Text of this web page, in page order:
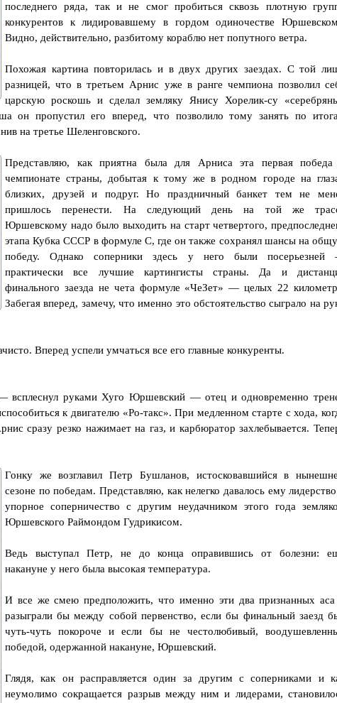
последнего ряда, так и не смог пробиться сквозь плотную
конкурентов к лидировавшему в гордом одиночестве
Видно, действительно, разбитому кораблю нет попутного ветра.
Похожая картина повторилась и в двух других заездах. С той
разницей, что в третьем Арнис уже в ранге чемпиона позволил
царскую роскошь и сделал земляку Янису Хорелик-су
он пропустил его вперед, что позволило тому занять по
на третье Шеленговского.
Представляю, как приятна была для Арниса эта первая
чемпионате страны, добытая к тому же в родном городе на
близких, друзей и подруг. Но праздничный банкет тем не
пришлось перенести. На следующий день на той же
Юршевскому надо было выходить на старт четвертого,
этапа Кубка СССР в формуле С, где он также сохранял шансы на
победу. Однако соперники здесь у него были
практически все лучшие картингисты страны. Да и
финального заезда не чета формуле «ЧеЗет» — целых 22
Забегая вперед, замечу, что именно это обстоятельство сыграло на
Вперед успели умчаться все его главные конкуренты.
руками Хуго Юршевский — отец и одновременно
к двигателю «Ро-такс». При медленном старте с хода,
сразу резко нажимает на газ, и карбюратор захлебывается.
Гонку же возглавил Петр Бушланов, истосковавшийся в
сезоне по победам. Представляю, как нелегко давалось ему
упорное соперничество с другим неудачником этого года
Юршевского Раймондом Гудрикисом.
Ведь выступал Петр, не до конца оправившись от болезни:
накануне у него была высокая температура.
И все же смею предположить, что именно эти два признанных
разыграли бы между собой первенство, если бы финальный заезд
чуть-чуть покороче и если бы не честолюбивый,
победой, одержанной накануне, Юршевский.
Глядя, как он расправляется один за другим с соперниками и
неумолимо сокращается разрыв между ним и лидерами,